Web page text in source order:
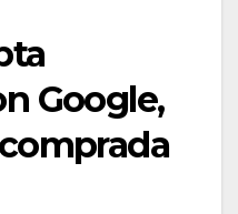
Google,